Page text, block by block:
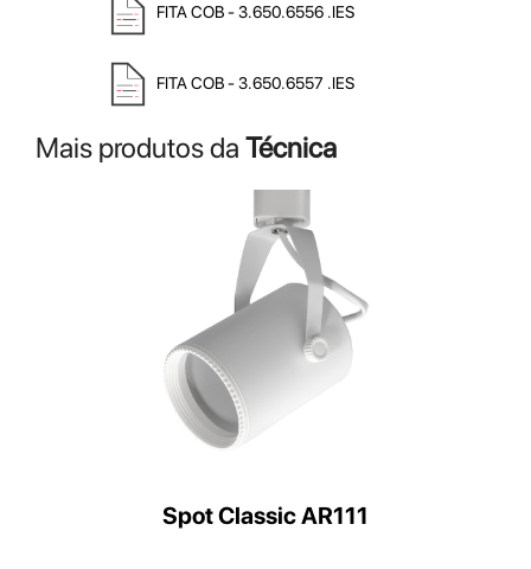
FITA COB - 3.650.6556 .IES
FITA COB - 3.650.6557 .IES
Mais produtos da Técnica
Spot Classic AR111